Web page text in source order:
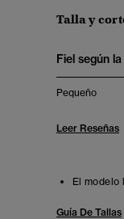
Talla y
Fiel según
Pequeño
Leer Reseñas
El modelo
Guía De Tallas